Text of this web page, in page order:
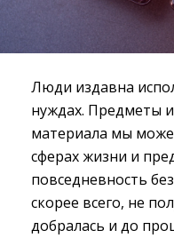
Люди издавна
нуждах. Предметы
материала мы
сферах жизни и
повседневность
скорее всего, не
добралась и до